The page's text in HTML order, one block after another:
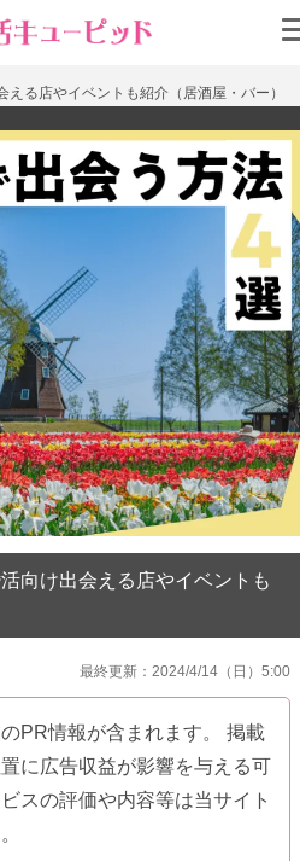
る店やイベントも紹介（居酒屋・バー）
向け出会える店やイベントも
最終更新：2024/4/14（日）5:00
PR情報が含まれます。 掲載
に広告収益が影響を与える可
スの評価や内容等は当サイト